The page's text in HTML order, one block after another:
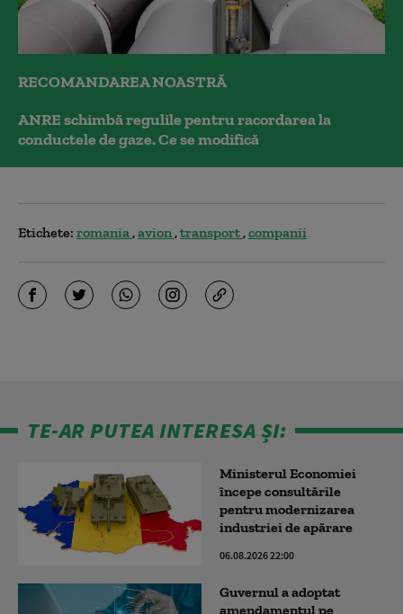
RECOMANDAREA NOASTRĂ
ANRE schimbă regulile pentru racordarea la
conductele de gaze. Ce se modifică
Etichete: romania avion transport companii
TE-AR PUTEA INTERESA ȘI:
Ministerul Economiei
începe consultările
pentru modernizarea
industriei de apărare
06.08.2026 22:00
Guvernul a adoptat
amendamentul pe